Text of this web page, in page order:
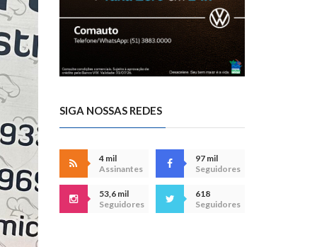
SIGA NOSSAS REDES
4 mil
Assinantes
97 mil
Seguidores
53,6 mil
Seguidores
618
Seguidores